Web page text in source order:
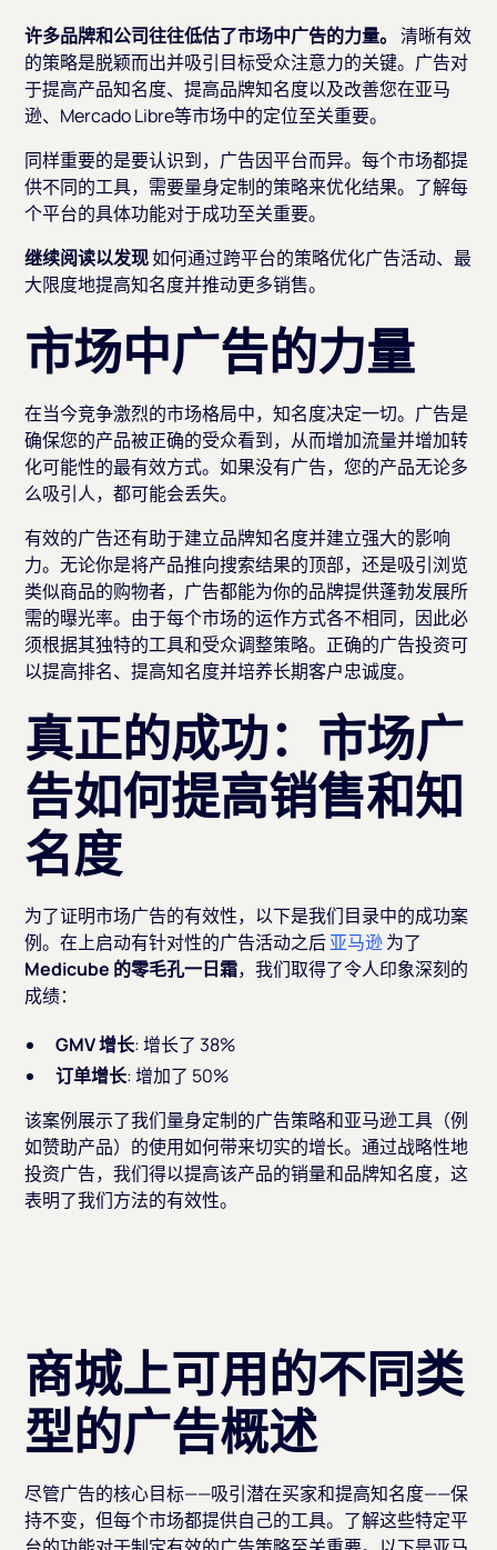
许多品牌和公司往往低估了市场中广告的力量。 清晰有效
的策略是脱颖而出并吸引目标受众注意力的关键。广告对
于提高产品知名度、提高品牌知名度以及改善您在亚马
逊、Mercado Libre等市场中的定位至关重要。
同样重要的是要认识到，广告因平台而异。每个市场都提
供不同的工具，需要量身定制的策略来优化结果。了解每
个平台的具体功能对于成功至关重要。
继续阅读以发现如何通过跨平台的策略优化广告活动、最
大限度地提高知名度并推动更多销售。
市场中广告的力量
在当今竞争激烈的市场格局中，知名度决定一切。广告是
确保您的产品被正确的受众看到，从而增加流量并增加转
化可能性的最有效方式。如果没有广告，您的产品无论多
么吸引人，都可能会丢失。
有效的广告还有助于建立品牌知名度并建立强大的影响
力。无论你是将产品推向搜索结果的顶部，还是吸引浏览
类似商品的购物者，广告都能为你的品牌提供蓬勃发展所
需的曝光率。由于每个市场的运作方式各不相同，因此必
须根据其独特的工具和受众调整策略。正确的广告投资可
以提高排名、提高知名度并培养长期客户忠诚度。
真正的成功：市场广
告如何提高销售和知
名度
为了证明市场广告的有效性，以下是我们目录中的成功案
例。在上启动有针对性的广告活动之后亚马逊为了
Medicube 的零毛孔一日霜，我们取得了令人印象深刻的
成绩：
GMV 增长: 增长了 38%
订单增长: 增加了 50%
该案例展示了我们量身定制的广告策略和亚马逊工具（例
如赞助产品）的使用如何带来切实的增长。通过战略性地
投资广告，我们得以提高该产品的销量和品牌知名度，这
表明了我们方法的有效性。
商城上可用的不同类
型的广告概述
尽管广告的核心目标——吸引潜在买家和提高知名度——保
持不变，但每个市场都提供自己的工具。了解这些特定平